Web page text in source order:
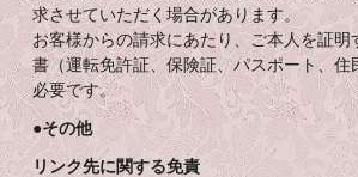
求させていただく場合があります。
お客様からの請求にあたり、ご本人を証明
書（運転免許証、保険証、パスポート、住
必要です。
●その他
リンク先に関する免責